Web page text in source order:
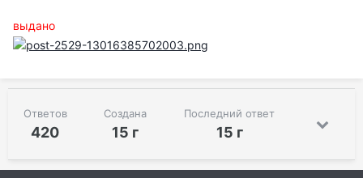
выдано
Ответов
420
Создана
15 г
Последний ответ
15 г